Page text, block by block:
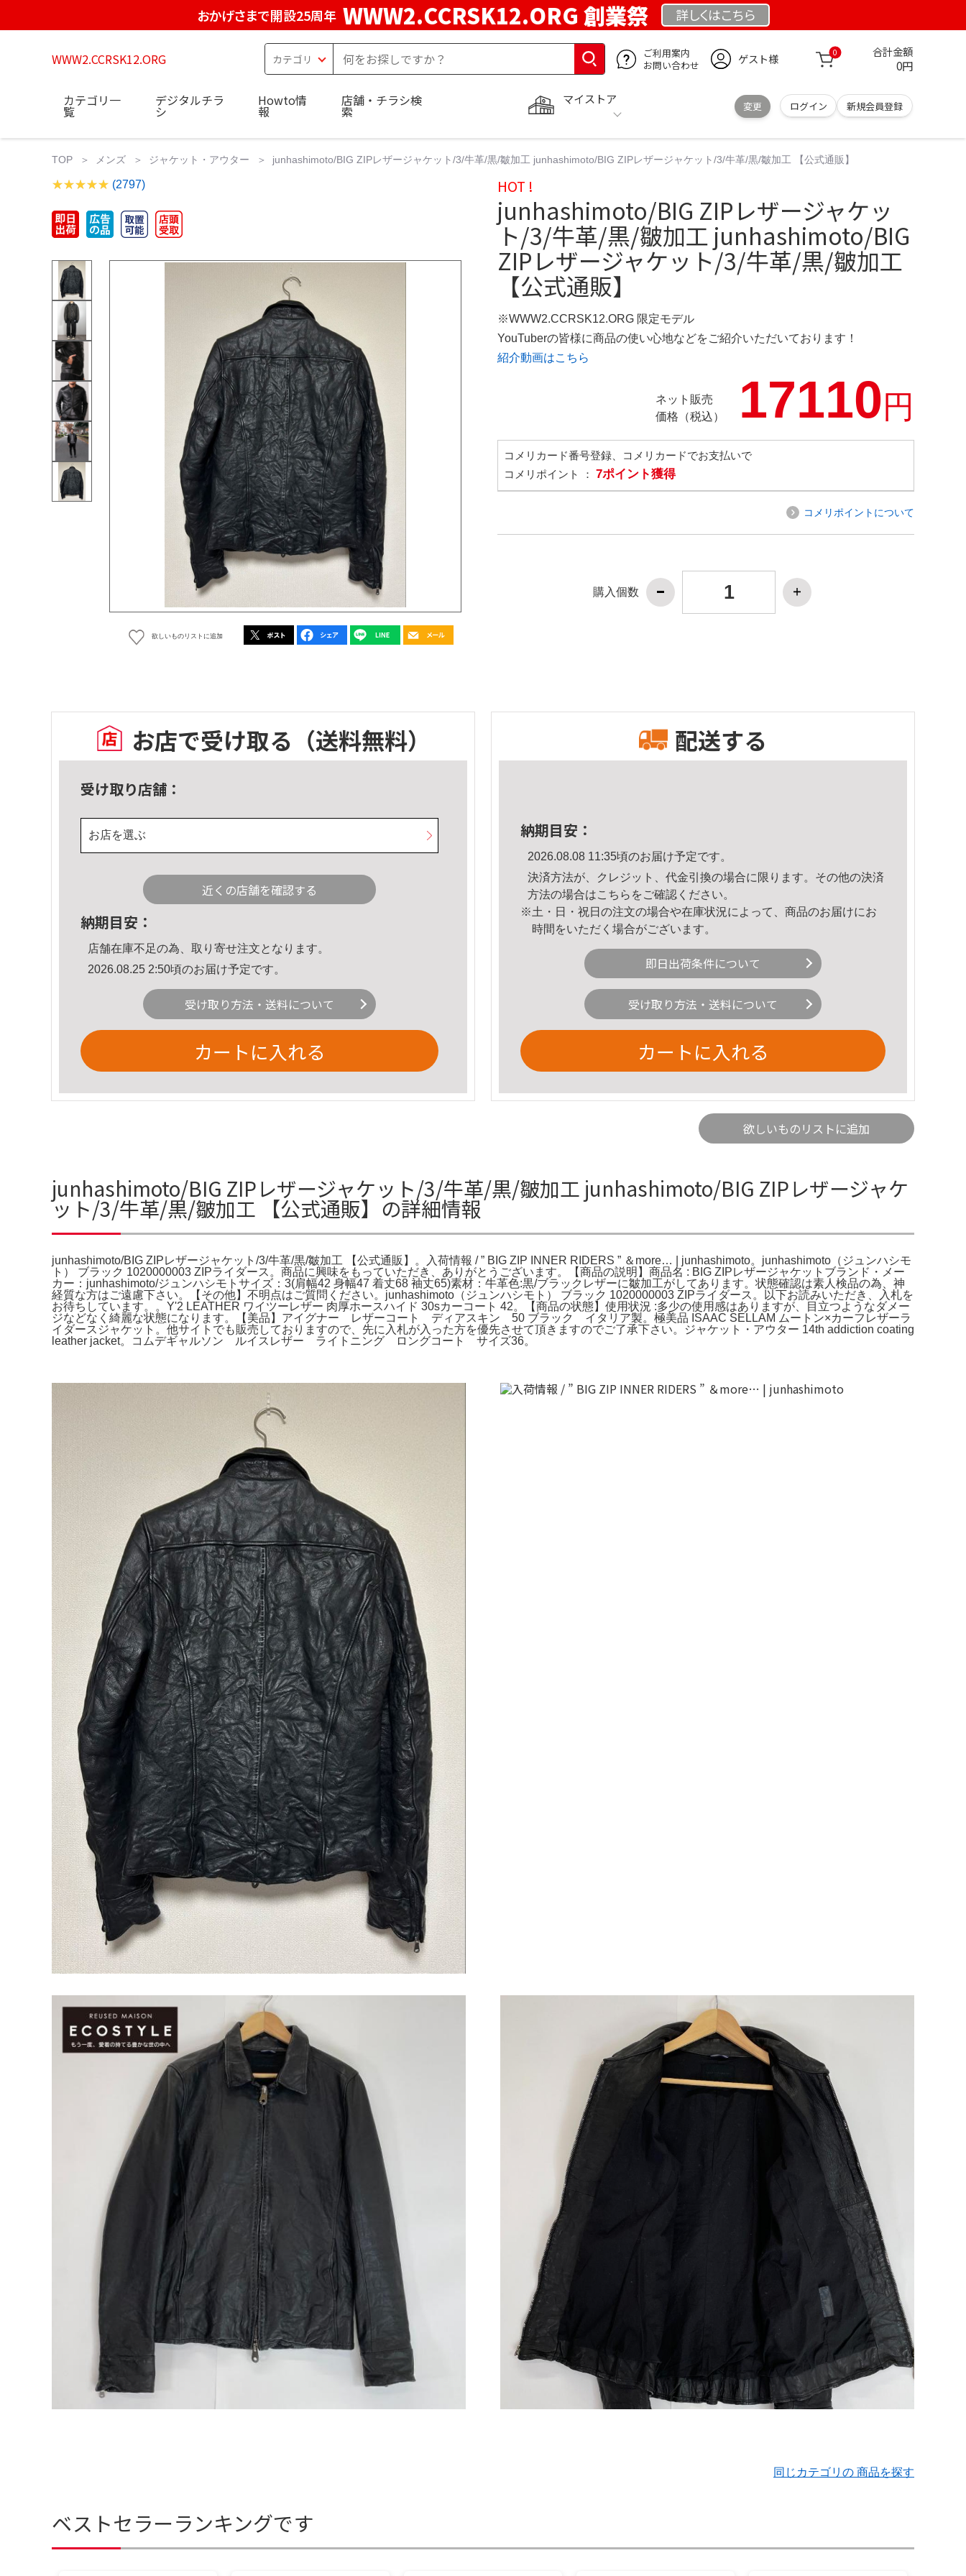
おかげさまで開設25周年 WWW2.CCRSK12.ORG 創業祭 詳しくはこちら
WWW2.CCRSK12.ORG
ご利用案内
お問い合わせ
ゲスト様 0 合計金額
0円
マイストア
変更 ログイン 新規会員登録
カテゴリ一
覧
デジタルチラ
シ
Howto情
報
店舗・チラシ検
索
TOP メンズ ジャケット・アウター junhashimoto/BIG ZIPレザージャケット/3/牛革/黒/皺加工 junhashimoto/BIG ZIPレザージャケット/3/牛革/黒/皺加工 【公式通販】
(2797)
欲しいものリストに追加
HOT !
junhashimoto/BIG ZIPレザージャケッ
ト/3/牛革/黒/皺加工 junhashimoto/BIG
ZIPレザージャケット/3/牛革/黒/皺加工
【公式通販】
※WWW2.CCRSK12.ORG 限定モデル
YouTuberの皆様に商品の使い心地などをご紹介いただいております！
紹介動画はこちら
ネット販売
価格（税込）
17110円
コメリカード番号登録、コメリカードでお支払いで
コメリポイント ： 7ポイント獲得
コメリポイントについて
購入個数
お店で受け取る （送料無料）
受け取り店舗：
お店を選ぶ
近くの店舗を確認する
納期目安：
店舗在庫不足の為、取り寄せ注文となります。
2026.08.25 2:50頃のお届け予定です。
受け取り方法・送料について
カートに入れる
配送する
納期目安：
2026.08.08 11:35頃のお届け予定です。
決済方法が、クレジット、代金引換の場合に限ります。その他の決済
方法の場合はこちら をご確認ください。
※土・日・祝日の注文の場合や在庫状況によって、商品のお届けにお
時間をいただく場合がございます。
即日出荷条件について
受け取り方法・送料について
カートに入れる
欲しいものリストに追加
junhashimoto/BIG ZIPレザージャケット/3/牛革/黒/皺加工 junhashimoto/BIG ZIPレザージャケ
ット/3/牛革/黒/皺加工 【公式通販】の詳細情報
junhashimoto/BIG ZIPレザージャケット/3/牛革/黒/皺加工 【公式通販】。入荷情報 / ” BIG ZIP INNER RIDERS ” ＆more… | junhashimoto。junhashimoto（ジュンハシモ
ト） ブラック 1020000003 ZIPライダース。商品に興味をもっていただき、ありがとうございます。【商品の説明】商品名 : BIG ZIPレザージャケットブランド・メー
カー：junhashimoto/ジュンハシモトサイズ：3(肩幅42 身幅47 着丈68 袖丈65)素材：牛革色:黒/ブラックレザーに皺加工がしてあります。状態確認は素人検品の為、神
経質な方はご遠慮下さい。【その他】不明点はご質問ください。junhashimoto（ジュンハシモト） ブラック 1020000003 ZIPライダース。以下お読みいただき、入札を
お待ちしています。。Y'2 LEATHER ワイツーレザー 肉厚ホースハイド 30sカーコート 42。【商品の状態】使用状況 :多少の使用感はありますが、目立つようなダメー
ジなどなく綺麗な状態になります。【美品】アイグナー レザーコート ディアスキン 50 ブラック イタリア製。極美品 ISAAC SELLAM ムートン×カーフレザーラ
イダースジャケット。他サイトでも販売しておりますので、先に入札が入った方を優先させて頂きますのでご了承下さい。ジャケット・アウター 14th addiction coating
leather jacket。コムデギャルソン ルイスレザー ライトニング ロングコート サイズ36。
同じカテゴリの 商品を探す
ベストセラーランキングです